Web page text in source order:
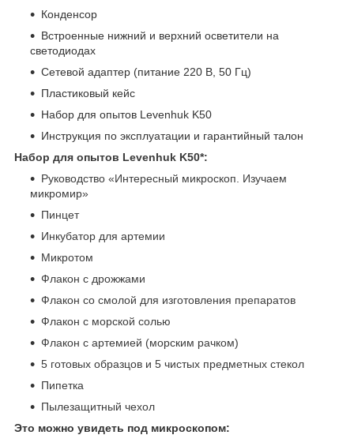
Конденсор
Встроенные нижний и верхний осветители на
светодиодах
Сетевой адаптер (питание 220 В, 50 Гц)
Пластиковый кейс
Набор для опытов Levenhuk K50
Инструкция по эксплуатации и гарантийный талон
Набор для опытов Levenhuk K50*:
Руководство «Интересный микроскоп. Изучаем
микромир»
Пинцет
Инкубатор для артемии
Микротом
Флакон с дрожжами
Флакон со смолой для изготовления препаратов
Флакон с морской солью
Флакон с артемией (морским рачком)
5 готовых образцов и 5 чистых предметных стекол
Пипетка
Пылезащитный чехол
Это можно увидеть под микроскопом: